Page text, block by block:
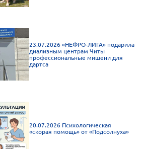
23.07.2026 «НЕФРО-ЛИГА» подарила
диализным центрам Читы
профессиональные мишени для
дартса
20.07.2026 Психологическая
«скорая помощь» от «Подсолнуха»